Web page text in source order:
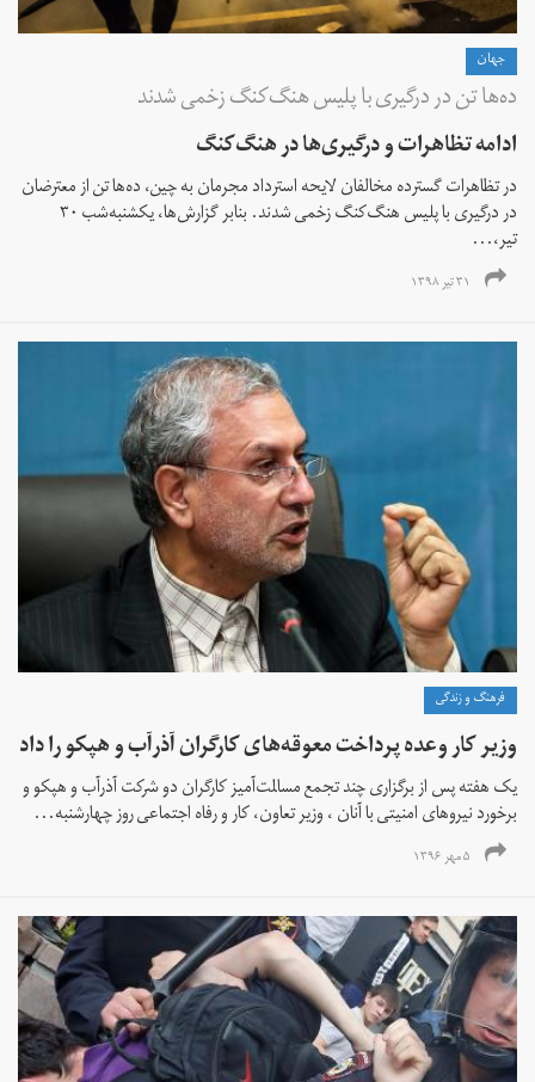
جهان
ده‌ها تن در درگیری با پلیس هنگ‌کنگ زخمی شدند
ادامه تظاهرات و درگیری‌ها در هنگ‌کنگ
در تظاهرات گسترده مخالفان لایحه استرداد مجرمان به چین، ده‌ها تن از معترضان
در درگیری با پلیس هنگ‌کنگ زخمی شدند. بنابر گزارش‌ها، یکشنبه‌شب ۳۰
تیر،...
۳۱ تیر ۱۳۹۸
فرهنگ و زندگی
وزیر کار وعده پرداخت معوقه‌های کارگران آذرآب و هپکو را داد
یک هفته پس از برگزاری چند تجمع مسالمت‌آمیز کارگران دو شرکت آذرآب و هپکو و
برخورد نیروهای امنیتی با آنان ، وزیر تعاون، کار و رفاه اجتماعی روز چهارشنبه...
۵ مهر ۱۳۹۶